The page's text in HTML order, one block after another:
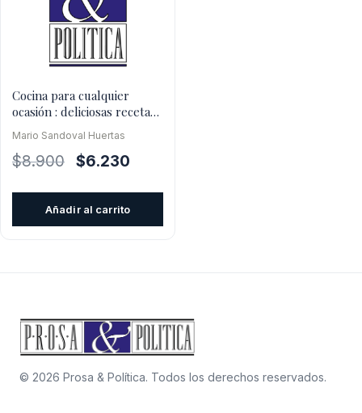
Cocina para cualquier
ocasión : deliciosas recetas
Mario Sandoval Huertas
$8.900
El
$6.230
Añadir al carrito
© 2026 Prosa & Política. Todos los derechos reservados.